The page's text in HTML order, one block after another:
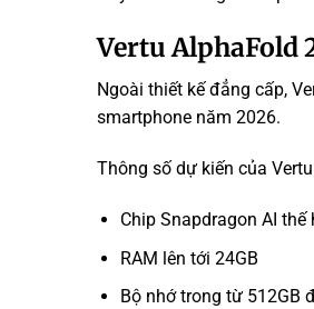
Vertu AlphaFold
Ngoài thiết kế đẳng cấp,
smartphone năm 2026.
Thông số dự kiến của
Chip Snapdragon AI thế
RAM lên tới 24GB
Bộ nhớ trong từ 512GB